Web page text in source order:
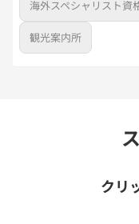
海外スペシャリスト資
観光案内所
クリ